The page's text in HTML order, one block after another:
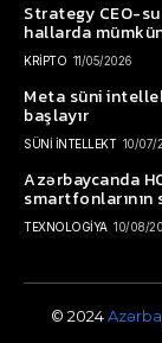
Strategy CEO-
hallarda
KRİPTO 11/05/2026
Meta süni
başlayır
SÜNİ İNTELLEKT 10/07/
Azərbaycanda
smartfonlarının
TEXNOLOGİYA 10/08/
© 2024